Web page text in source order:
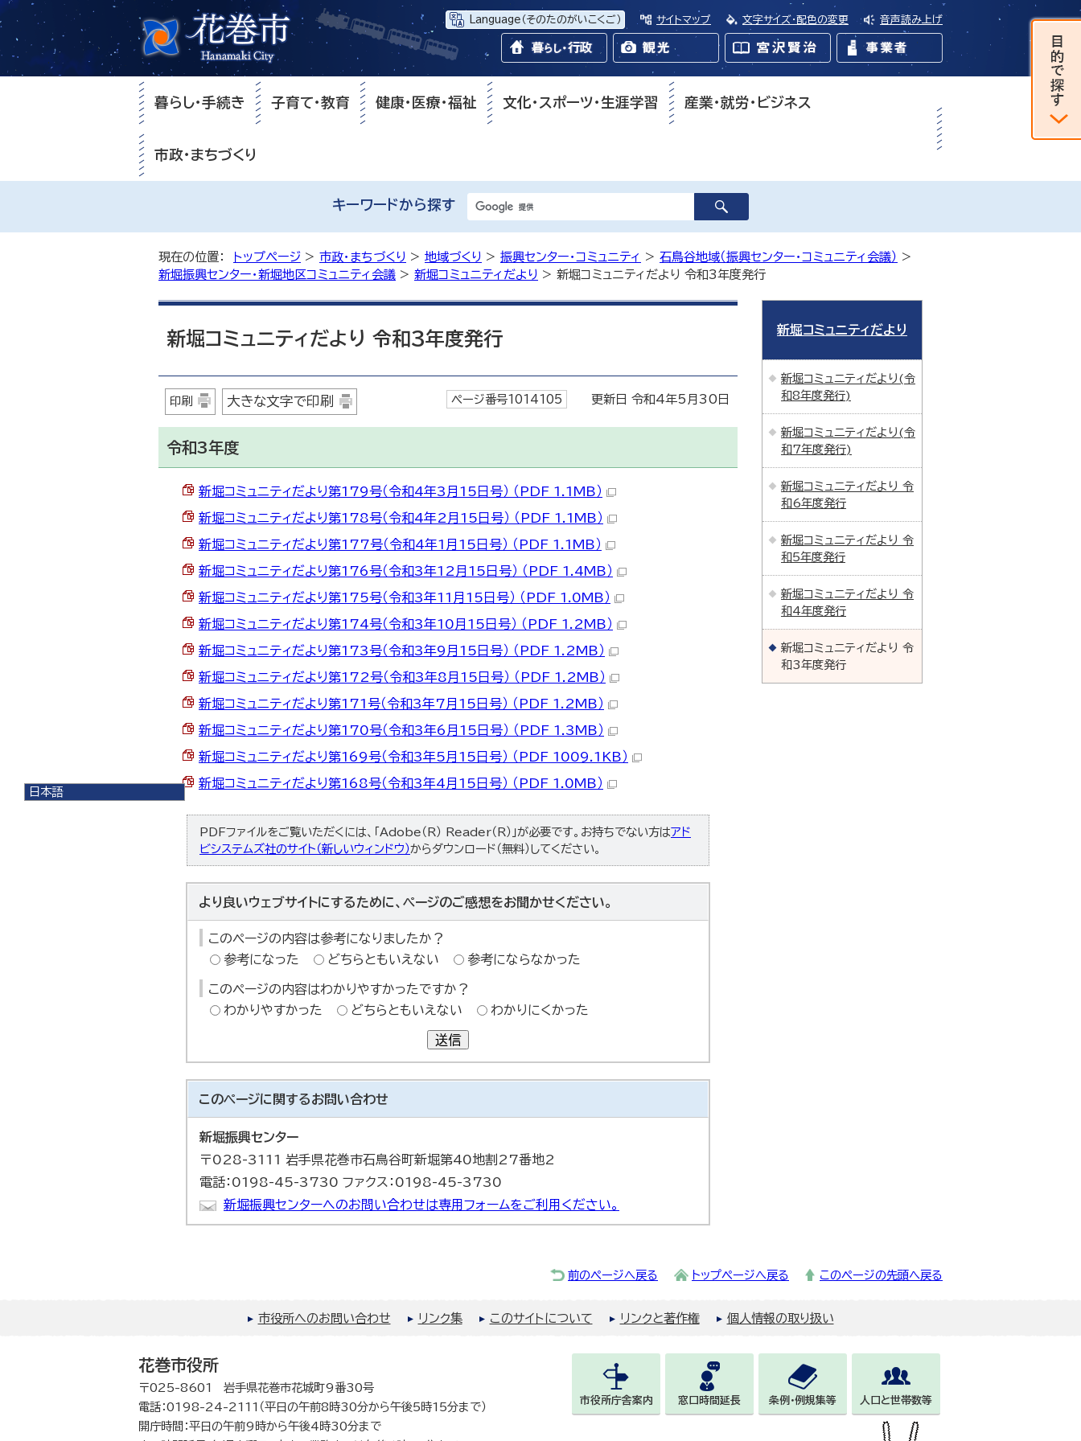
Language （そのたのがいこくご） サイトマップ 文字サイズ・配色の変更 音声読み上げ
日本語
暮らし・手続き 子育て・教育 健康・医療・福祉 文化・スポーツ・生涯学習 産業・就労・ビジネス
市政・まちづくり
キーワードから探す
現在の位置： トップページ > 市政・まちづくり > 地域づくり > 振興センター・コミュニティ > 石鳥谷地域（振興センター・コミュニティ会議） >
新堀振興センター・新堀地区コミュニティ会議 > 新堀コミュニティだより > 新堀コミュニティだより 令和3年度発行
新堀コミュニティだより 令和3年度発行
印刷 大きな文字で印刷 ページ番号1014105 更新日 令和4年5月30日
令和3年度
新堀コミュニティだより第179号（令和4年3月15日号） （PDF 1.1MB）
新堀コミュニティだより第178号（令和4年2月15日号） （PDF 1.1MB）
新堀コミュニティだより第177号（令和4年1月15日号） （PDF 1.1MB）
新堀コミュニティだより第176号（令和3年12月15日号） （PDF 1.4MB）
新堀コミュニティだより第175号（令和3年11月15日号） （PDF 1.0MB）
新堀コミュニティだより第174号（令和3年10月15日号） （PDF 1.2MB）
新堀コミュニティだより第173号（令和3年9月15日号） （PDF 1.2MB）
新堀コミュニティだより第172号（令和3年8月15日号） （PDF 1.2MB）
新堀コミュニティだより第171号（令和3年7月15日号） （PDF 1.2MB）
新堀コミュニティだより第170号（令和3年6月15日号） （PDF 1.3MB）
新堀コミュニティだより第169号（令和3年5月15日号） （PDF 1009.1KB）
新堀コミュニティだより第168号（令和3年4月15日号） （PDF 1.0MB）
PDFファイルをご覧いただくには、「Adobe（R） Reader（R）」が必要です。お持ちでない方はアド
ビシステムズ社のサイト（新しいウィンドウ）からダウンロード（無料）してください。
より良いウェブサイトにするために、ページのご感想をお聞かせください。
このページの内容は参考になりましたか？
参考になった
どちらともいえない 参考にならなかった
このページの内容はわかりやすかったですか？
わかりやすかった
どちらともいえない わかりにくかった
送信
このページに関するお問い合わせ
新堀振興センター
〒028-3111 岩手県花巻市石鳥谷町新堀第40地割27番地2
電話：0198-45-3730 ファクス：0198-45-3730
新堀振興センターへのお問い合わせは専用フォームをご利用ください。
新堀コミュニティだより
新堀コミュニティだより(令
和8年度発行)
新堀コミュニティだより(令
和7年度発行)
新堀コミュニティだより 令
和6年度発行
新堀コミュニティだより 令
和5年度発行
新堀コミュニティだより 令
和4年度発行
新堀コミュニティだより 令
和3年度発行
前のページへ戻る トップページへ戻る このページの先頭へ戻る
市役所へのお問い合わせ リンク集 このサイトについて リンクと著作権 個人情報の取り扱い
花巻市役所
〒025-8601 岩手県花巻市花城町9番30号
電話：0198-24-2111（平日の午前8時30分から午後5時15分まで）
開庁時間：平日の午前9時から午後4時30分まで
市役所庁舎案内 窓口時間延長 条例・例規集等 人口と世帯数等